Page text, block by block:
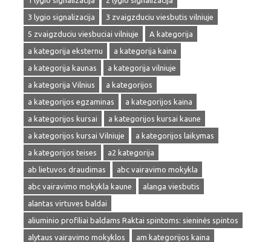
3 lygio signalizacija
3 zvaigzduciu viesbutis vilniuje
5 zvaigzduciu viesbuciai vilniuje
A kategorija
a kategorija eksternu
a kategorija kaina
a kategorija kaunas
a kategorija vilniuje
a kategorija Vilnius
a kategorijos
a kategorijos egzaminas
a kategorijos kaina
a kategorijos kursai
a kategorijos kursai kaune
a kategorijos kursai Vilniuje
a kategorijos laikymas
a kategorijos teises
a2 kategorija
ab lietuvos draudimas
abc vairavimo mokykla
abc vairavimo mokykla kaune
alanga viesbutis
alantas virtuves baldai
aliuminio profiliai baldams Raktai spintoms: sieninės spintos
alytaus vairavimo mokyklos
am kategorijos kaina